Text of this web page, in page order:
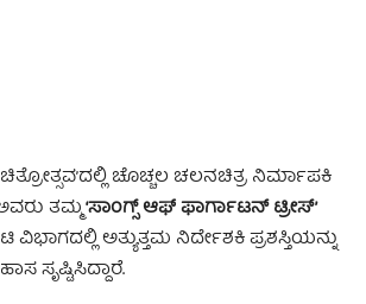
ಚೊಚ್ಚಲ ಚಲನಚಿತ್ರ ನಿರ್ಮಾಪಕಿ
ತಮ್ಮ‘ಸಾಂಗ್ಸ್ ಆಫ್ ಫಾರ್ಗಾಟನ್ ಟ್ರೀಸ್’
ವಿಭಾಗದಲ್ಲಿ ಅತ್ಯುತ್ತಮ ನಿರ್ದೇಶಕಿ ಪ್ರಶಸ್ತಿಯನ್ನು
ಸೃಷ್ಟಿಸಿದ್ದಾರೆ.